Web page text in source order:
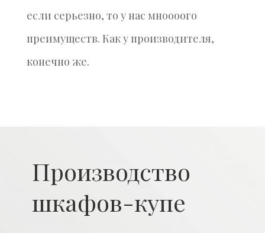
если серьезно, то у нас мноооого
преимуществ. Как у производителя,
конечно же.
Производство
шкафов-купе